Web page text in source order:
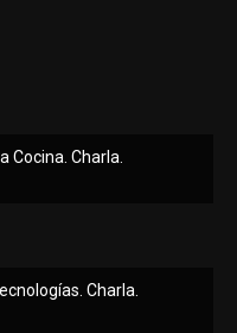
Cocina. Charla.
Charla.